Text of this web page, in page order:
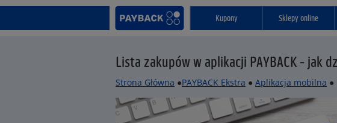
Kupony Sklepy online
Lista zakupów w aplikacji PAYBACK - jak
Strona Główna ●PAYBACK Ekstra ● Aplikacja mobilna ●